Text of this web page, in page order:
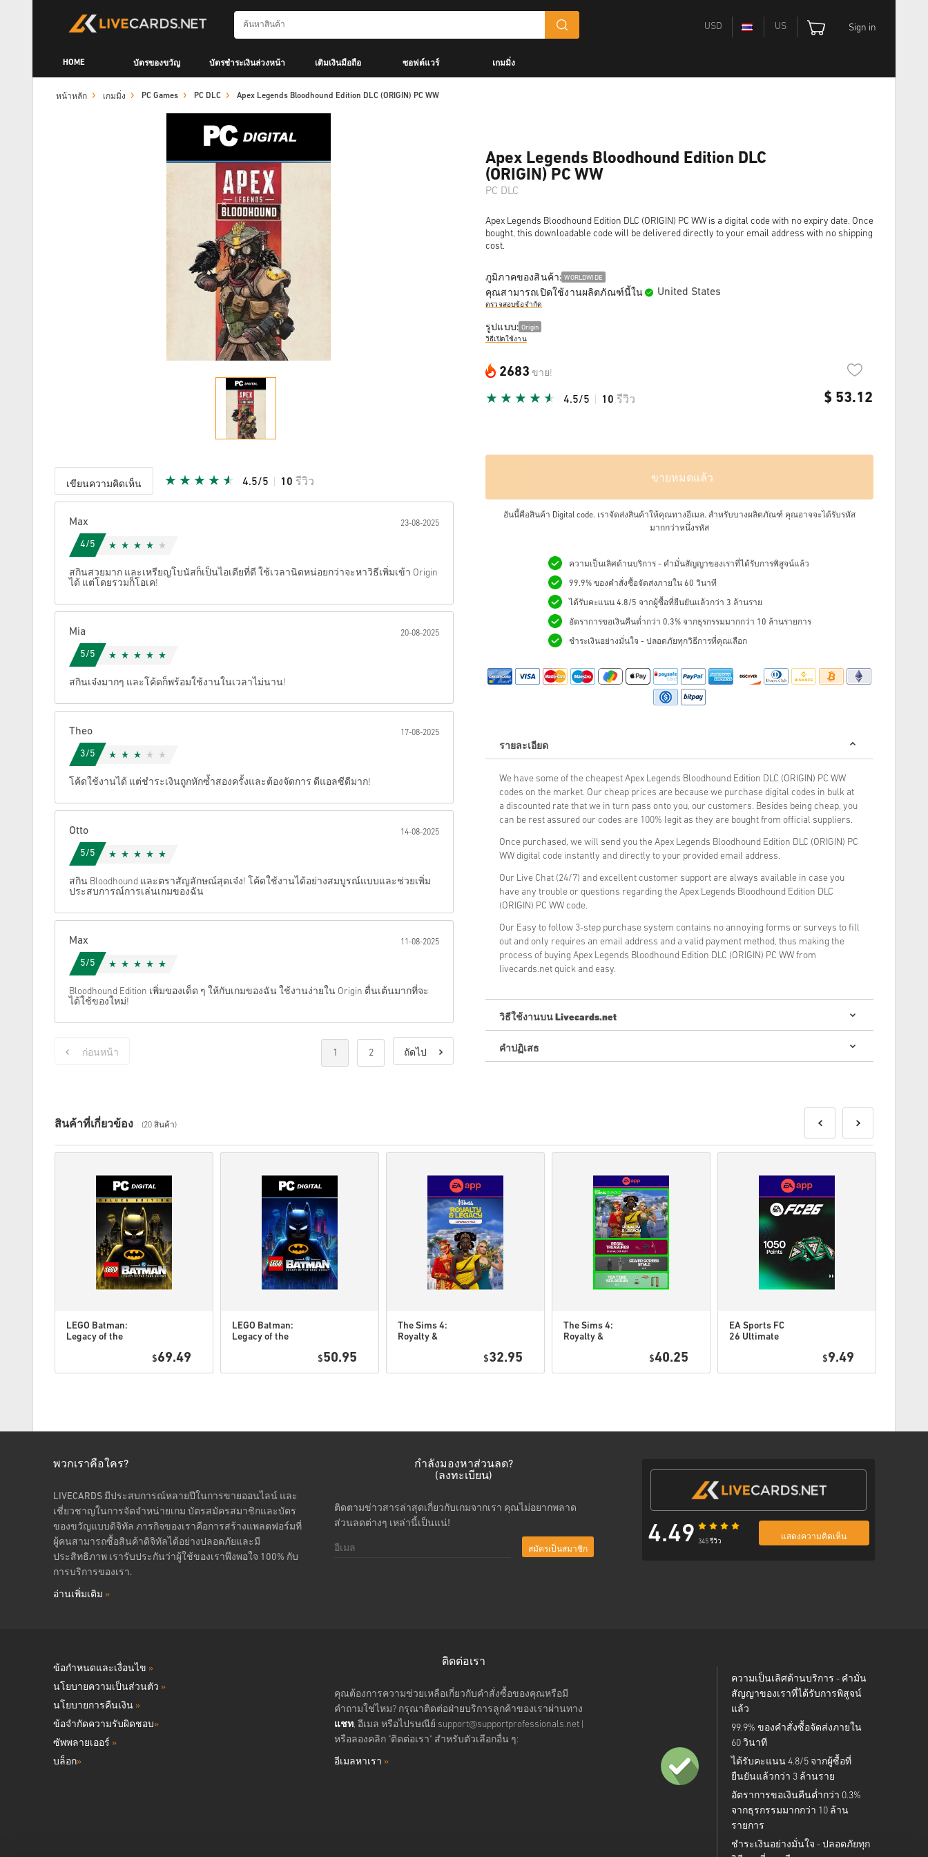
USD US Sign in
HOME บัตรของขวัญ บัตรชำระเงินล่วงหน้า เติมเงินมือถือ ซอฟต์แวร์ เกมมิ่ง
หน้าหลัก เกมมิ่ง PC Games PC DLC Apex Legends Bloodhound Edition DLC (ORIGIN) PC WW
เขียนความคิดเห็น 4.5/5 10 รีวิว
ยกเลิก
Max 23-08-2025
4/5
สกินสวยมาก และเหรียญโบนัสก็เป็นไอเดียที่ดี ใช้เวลานิดหน่อยกว่าจะหาวิธีเพิ่มเข้า Origin
ได้ แต่โดยรวมก็โอเค!
Mia 20-08-2025
5/5
สกินเจ๋งมากๆ และโค้ดก็พร้อมใช้งานในเวลาไม่นาน!
Theo 17-08-2025
3/5
โค้ดใช้งานได้ แต่ชำระเงินถูกหักซ้ำสองครั้งและต้องจัดการ ดีแอลซีดีมาก!
Otto 14-08-2025
5/5
สกิน Bloodhound และตราสัญลักษณ์สุดเจ๋ง! โค้ดใช้งานได้อย่างสมบูรณ์แบบและช่วยเพิ่ม
ประสบการณ์การเล่นเกมของฉัน
Max 11-08-2025
5/5
Bloodhound Edition เพิ่มของเด็ด ๆ ให้กับเกมของฉัน ใช้งานง่ายใน Origin ตื่นเต้นมากที่จะ
ได้ใช้ของใหม่!
ก่อนหน้า 1 2 ถัดไป
Apex Legends Bloodhound Edition DLC
(ORIGIN) PC WW
PC DLC
Apex Legends Bloodhound Edition DLC (ORIGIN) PC WW is a digital code with no expiry date. Once
bought, this downloadable code will be delivered directly to your email address with no shipping
cost.
ภูมิภาคของสินค้า: WORLDWIDE
คุณสามารถเปิดใช้งานผลิตภัณฑ์นี้ใน United States
ตรวจสอบข้อจำกัด
รูปแบบ: Origin
วิธีเปิดใช้งาน
2683 ขาย!
$ 53.12
4.5/5 10 รีวิว
ขายหมดแล้ว
อันนี้คือสินค้า Digital code. เราจัดส่งสินค้าให้คุณทางอีเมล. สำหรับบางผลิตภัณฑ์ คุณอาจจะได้รับรหัส
มากกว่าหนึ่งรหัส
ความเป็นเลิศด้านบริการ - คำมั่นสัญญาของเราที่ได้รับการพิสูจน์แล้ว
99.9% ของคำสั่งซื้อจัดส่งภายใน 60 วินาที
ได้รับคะแนน 4.8/5 จากผู้ซื้อที่ยืนยันแล้วกว่า 3 ล้านราย
อัตราการขอเงินคืนต่ำกว่า 0.3% จากธุรกรรมมากกว่า 10 ล้านรายการ
ชำระเงินอย่างมั่นใจ - ปลอดภัยทุกวิธีการที่คุณเลือก
รายละเอียด
We have some of the cheapest Apex Legends Bloodhound Edition DLC (ORIGIN) PC WW
codes on the market. Our cheap prices are because we purchase digital codes in bulk at
a discounted rate that we in turn pass onto you, our customers. Besides being cheap, you
can be rest assured our codes are 100% legit as they are bought from official suppliers.
Once purchased, we will send you the Apex Legends Bloodhound Edition DLC (ORIGIN) PC
WW digital code instantly and directly to your provided email address.
Our Live Chat (24/7) and excellent customer support are always available in case you
have any trouble or questions regarding the Apex Legends Bloodhound Edition DLC
(ORIGIN) PC WW code.
Our Easy to follow 3-step purchase system contains no annoying forms or surveys to fill
out and only requires an email address and a valid payment method, thus making the
process of buying Apex Legends Bloodhound Edition DLC (ORIGIN) PC WW from
livecards.net quick and easy.
วิธีใช้งานบน Livecards.net
ใหม่กับ Livecards.net ใช่ไหม? การซื้อโค้ดดิจิทัลนั้นรวดเร็วและง่ายมาก:
• กรอกอีเมลของคุณ
• เลือกวิธีชำระเงินที่ต้องการ
คำปฏิเสธ
สำหรับข้อมูลเพิ่มเติมโปรดดูคำถามที่พบบ่อยของเรา.
โค้ดที่ดาวน์โหลดได้เหล่านี้ผลิตโดยผู้พัฒนาเกมดังนั้นจึงเป็นโค้ดต้นฉบับ.
รหัสเหล่านี้ไม่มีวันหมดอายุ.
เนื้อหาที่ดาวน์โหลดได้หรือผลิตภัณฑ์ DLC - คุณต้องมีเกมต้นฉบับจึงจะเล่น
สำหรับบางผลิตภัณฑ์ คุณอาจจะได้รับรหัสมากกว่าหนึ่งรหัส
สินค้าที่เกี่ยวข้อง (20 สินค้า)
LEGO Batman:
Legacy of the
DLC PC
$69.49
LEGO Batman:
Legacy of the
$50.95
The Sims 4:
Royalty &
$32.95
The Sims 4:
Royalty &
(EA app)
$40.25
EA Sports FC
26 Ultimate
App) EU
$9.49
พวกเราคือใคร?
LIVECARDS มีประสบการณ์หลายปีในการขายออนไลน์ และ
เชี่ยวชาญในการจัดจำหน่ายเกม บัตรสมัครสมาชิกและบัตร
ของขวัญแบบดิจิทัล ภารกิจของเราคือการสร้างแพลตฟอร์มที่
ผู้คนสามารถซื้อสินค้าดิจิทัลได้อย่างปลอดภัยและมี
ประสิทธิภาพ เรารับประกันว่าผู้ใช้ของเราพึงพอใจ 100% กับ
การบริการของเรา.
อ่านเพิ่มเติม »
กำลังมองหาส่วนลด?
(ลงทะเบียน)
ติดตามข่าวสารล่าสุดเกี่ยวกับเกมจากเรา คุณไม่อยากพลาด
ส่วนลดต่างๆ เหล่านี้เป็นแน่!
สมัครเป็นสมาชิก
4.49 345 รีวิว
แสดงความคิดเห็น
ข้อกำหนดและเงื่อนไข »
นโยบายความเป็นส่วนตัว »
นโยบายการคืนเงิน »
ข้อจำกัดความรับผิดชอบ»
ซัพพลายเออร์ »
บล็อก»
ติดต่อเรา
คุณต้องการความช่วยเหลือเกี่ยวกับคำสั่งซื้อของคุณหรือมี
คำถามใช่ไหม? กรุณาติดต่อฝ่ายบริการลูกค้าของเราผ่านทาง
แชท, อีเมล หรือไปรษณีย์ support@supportprofessionals.net|
หรือลองคลิก "ติดต่อเรา" สำหรับตัวเลือกอื่น ๆ:
อีเมลหาเรา »
ความเป็นเลิศด้านบริการ - คำมั่น
สัญญาของเราที่ได้รับการพิสูจน์
แล้ว
99.9% ของคำสั่งซื้อจัดส่งภายใน
60 วินาที
ได้รับคะแนน 4.8/5 จากผู้ซื้อที่
ยืนยันแล้วกว่า 3 ล้านราย
อัตราการขอเงินคืนต่ำกว่า 0.3%
จากธุรกรรมมากกว่า 10 ล้าน
รายการ
ชำระเงินอย่างมั่นใจ - ปลอดภัยทุก